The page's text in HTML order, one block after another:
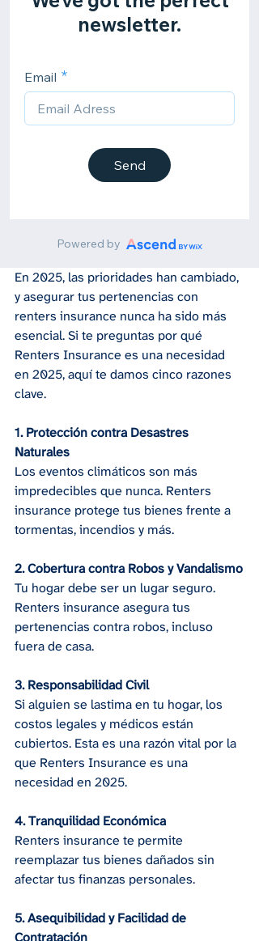
En 2025, las prioridades han cambiado,
y asegurar tus pertenencias con
renters insurance nunca ha sido más
esencial. Si te preguntas por qué
Renters Insurance es una necesidad
en 2025, aquí te damos cinco razones
clave.
1. Protección contra Desastres
Naturales
Los eventos climáticos son más
impredecibles que nunca. Renters
insurance protege tus bienes frente a
tormentas, incendios y más.
2. Cobertura contra Robos y Vandalismo
Tu hogar debe ser un lugar seguro.
Renters insurance asegura tus
pertenencias contra robos, incluso
fuera de casa.
3. Responsabilidad Civil
Si alguien se lastima en tu hogar, los
costos legales y médicos están
cubiertos. Esta es una razón vital por la
que Renters Insurance es una
necesidad en 2025.
4. Tranquilidad Económica
Renters insurance te permite
reemplazar tus bienes dañados sin
afectar tus finanzas personales.
5. Asequibilidad y Facilidad de
Contratación